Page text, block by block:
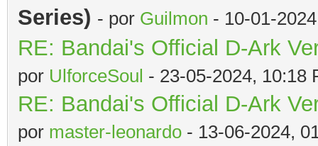
Series) - por Guilmon - 10-01-
RE: Bandai's Official D-Ark
por UlforceSoul - 23-05-2024, 10:18
RE: Bandai's Official D-Ark
por master-leonardo - 13-06-2024,